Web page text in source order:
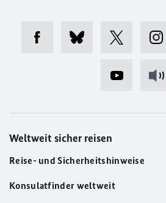
Weltweit sicher reisen
Reise- und Sicherheitshinweise
Konsulatfinder weltweit